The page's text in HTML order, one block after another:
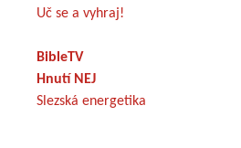
Uč se a vyhraj!
BibleTV
Hnutí NEJ
Slezská energetika